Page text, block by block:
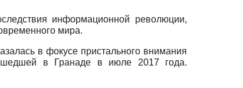
информационной революции,
мира.
в фокусе пристального внимания
в Гранаде в июле 2017 года.